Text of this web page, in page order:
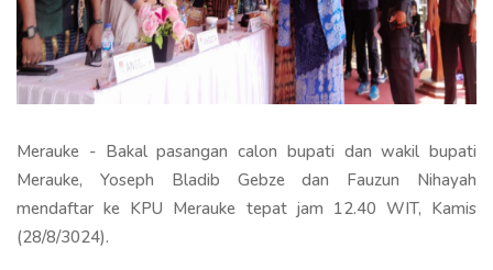
Merauke - Bakal pasangan calon bupati dan wakil bupati
Merauke, Yoseph Bladib Gebze dan Fauzun Nihayah
mendaftar ke KPU Merauke tepat jam 12.40 WIT, Kamis
(28/8/3024).